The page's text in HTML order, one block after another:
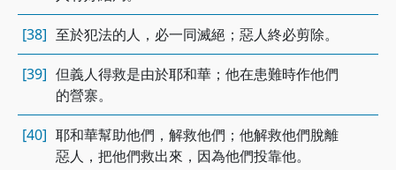
[38] 至於犯法的人，必一同滅絕；惡人終必剪除。
[39] 但義人得救是由於耶和華；他在患難時作他們
的營寨。
[40] 耶和華幫助他們，解救他們；他解救他們脫離
惡人，把他們救出來，因為他們投靠他。